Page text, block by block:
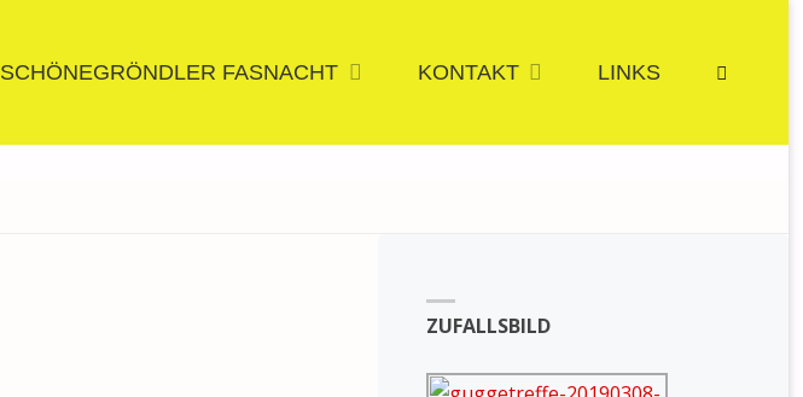
SCHÖNEGRÖNDLER FASNACHT KONTAKT LINKS
ZUFALLSBILD